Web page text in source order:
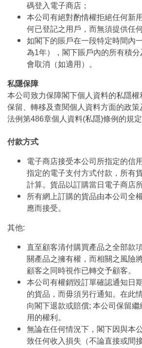
碼登入電子商店；
本公司有絕對酌情權拒絕任何新
何已登記之用戶，而無須提供任何
如閣下的賬戶在一段特定時間內
為1年），閣下賬戶內的所有積
會取消（如適用）。
私隱保障
本公司致力保障閣下個人資料的私隱權
保留、轉移及查閱個人資料方面的政
法例第486章個人資料(私隱)條例的規定
付款方式
電子商店接受本公司所指定的信
指定的電子支付方式付款，所有
計算。貨品以訂購當日電子商店
所有網上訂購的貨品由本公司全
應而接受。
其他:
直至顧客清付購買產品之全部款
關產品之擁有權，而相關之風險
顧客之同時視作已轉交予顧客。
本公司有權銷毀訂單確認通知日
的貨品，而毋須另行通知。在此
向閣下退款或賠償; 本公司保留
用的權利。
無論在任何情況下，閣下因與本
致任何收入損失（不論直接或間